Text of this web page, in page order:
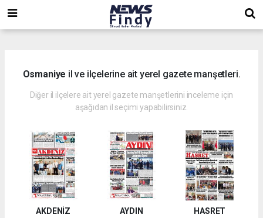
Osmaniye il ve ilçelerine ait yerel gazete manşetleri.
Diğer il ilçelere ait yerel gazete manşetlerini inceleme için
aşağıdan il seçimi yapabilirsiniz.
AKDENİZ
AYDIN
HASRET